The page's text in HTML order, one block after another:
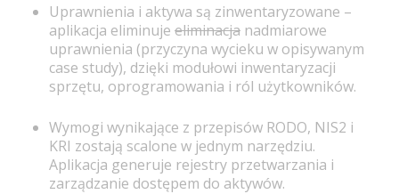
Uprawnienia i aktywa są zinwentaryzowane –
aplikacja eliminuje eliminacja nadmiarowe
uprawnienia (przyczyna wycieku w opisywanym
case study), dzięki modułowi inwentaryzacji
sprzętu, oprogramowania i ról użytkowników.
Wymogi wynikające z przepisów RODO, NIS2 i
KRI zostają scalone w jednym narzędziu.
Aplikacja generuje rejestry przetwarzania i
zarządzanie dostępem do aktywów.